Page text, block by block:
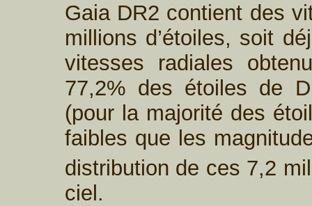
Gaia DR2 contient des
millions d’étoiles, soit
vitesses radiales
77,2% des étoiles de
(pour la majorité des
faibles que les
distribution de ces 7,2
ciel.